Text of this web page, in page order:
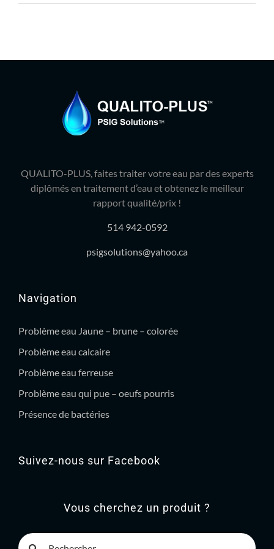
Produits
QUALITO-PLUS, faites traiter votre eau par des experts
diplômés en traitement d’eau et obtenez le meilleur
rapport qualité/prix !
514 942-0592
psigsolutions@yahoo.ca
Navigation
Problème eau Jaune – brune – colorée
Problème eau calcaire
Problème eau ferreuse
Problème eau qui pue – oeufs pourris
Présence de bactéries
Suivez-nous sur Facebook
Vous cherchez un produit ?
Rechercher